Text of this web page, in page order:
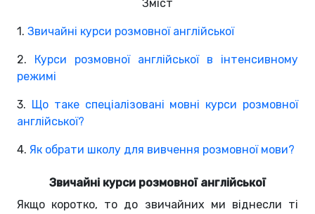
Зміст
1. Звичайні курси розмовної англійської
2.
Курси розмовної англійської в інтенсивному
режимі
3. Що таке спеціалізовані мовні курси розмовної
англійської?
4. Як обрати школу для вивчення розмовної мови?
Звичайні курси розмовної англійської
Якщо коротко, то до звичайних ми віднесли ті